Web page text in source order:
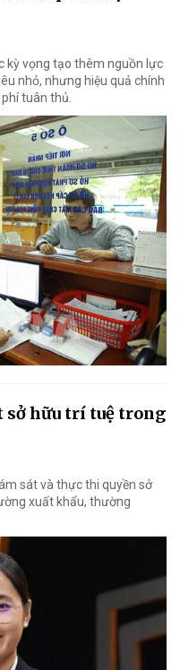
kỳ vọng tạo thêm nguồn lực
nhỏ, nhưng hiệu quả chính
tuân thủ.
sở hữu trí tuệ trong
sát và thực thi quyền sở
xuất khẩu, thường